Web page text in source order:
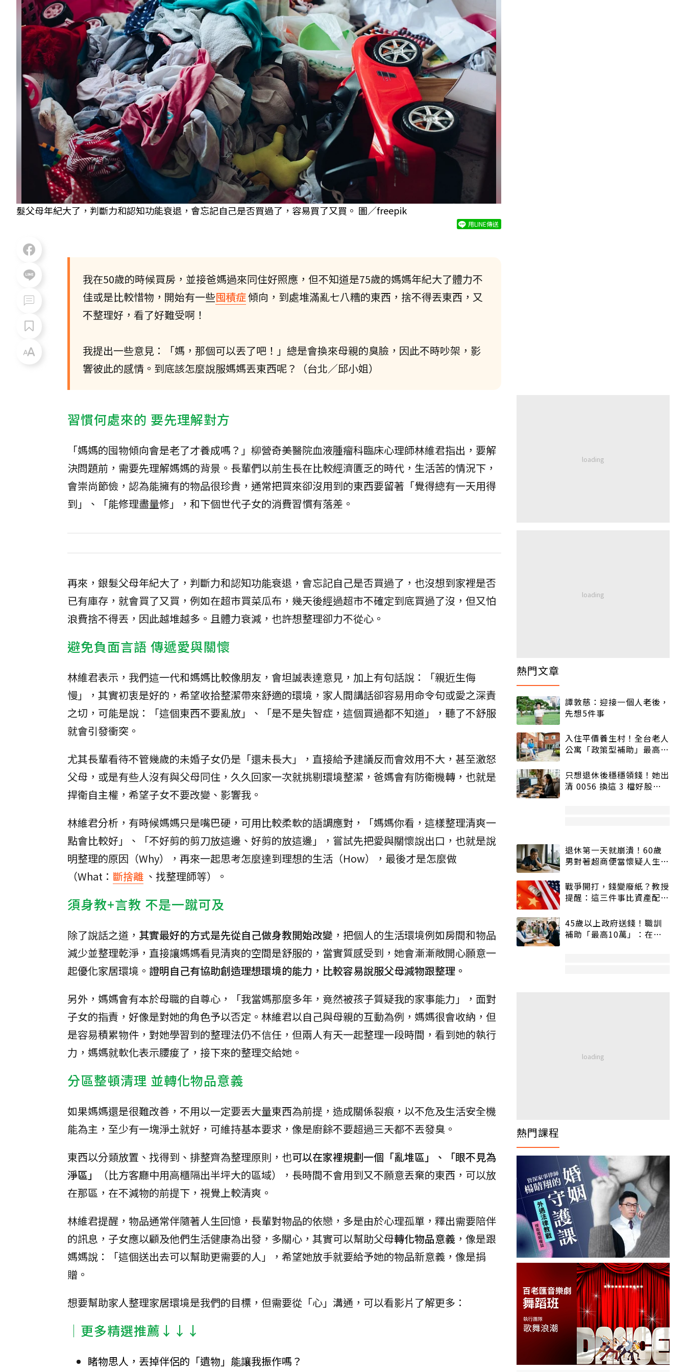
髮父母年紀大了，判斷力和認知功能衰退，會忘記自己是否買過了，容易買了又買。 圖／freepik
用LINE傳送
我在50歲的時候買房，並接爸媽過來同住好照應，但不知道是75歲的媽媽年紀大了體力不
佳或是比較惜物，開始有一些囤積症傾向，到處堆滿亂七八糟的東西，捨不得丟東西，又
不整理好，看了好難受啊！
我提出一些意見：「媽，那個可以丟了吧！」總是會換來母親的臭臉，因此不時吵架，影
響彼此的感情。到底該怎麼說服媽媽丟東西呢？（台北／邱小姐）
習慣何處來的 要先理解對方
「媽媽的囤物傾向會是老了才養成嗎？」柳營奇美醫院血液腫瘤科臨床心理師林維君指出，要解
決問題前，需要先理解媽媽的背景。長輩們以前生長在比較經濟匱乏的時代，生活苦的情況下，
會崇尚節儉，認為能擁有的物品很珍貴，通常把買來卻沒用到的東西要留著「覺得總有一天用得
到」、「能修理盡量修」，和下個世代子女的消費習慣有落差。
再來，銀髮父母年紀大了，判斷力和認知功能衰退，會忘記自己是否買過了，也沒想到家裡是否
已有庫存，就會買了又買，例如在超市買菜瓜布，幾天後經過超市不確定到底買過了沒，但又怕
浪費捨不得丟，因此越堆越多。且體力衰減，也許想整理卻力不從心。
避免負面言語 傳遞愛與關懷
林維君表示，我們這一代和媽媽比較像朋友，會坦誠表達意見，加上有句話說：「親近生侮
慢」，其實初衷是好的，希望收拾整潔帶來舒適的環境，家人間講話卻容易用命令句或愛之深責
之切，可能是說：「這個東西不要亂放」、「是不是失智症，這個買過都不知道」，聽了不舒服
就會引發衝突。
尤其長輩看待不管幾歲的未婚子女仍是「還未長大」，直接給予建議反而會效用不大，甚至激怒
父母，或是有些人沒有與父母同住，久久回家一次就挑剔環境整潔，爸媽會有防衛機轉，也就是
捍衛自主權，希望子女不要改變、影響我。
林維君分析，有時候媽媽只是嘴巴硬，可用比較柔軟的語調應對，「媽媽你看，這樣整理清爽一
點會比較好」、「不好剪的剪刀放這邊、好剪的放這邊」，嘗試先把愛與關懷說出口，也就是說
明整理的原因（Why），再來一起思考怎麼達到理想的生活（How），最後才是怎麼做
（What： 斷捨離 、找整理師等）。
須身教+言教 不是一蹴可及
除了說話之道， 其實最好的方式是先從自己做身教開始改變 ，把個人的生活環境例如房間和物品
減少並整理乾淨，直接讓媽媽看見清爽的空間是舒服的，當實質感受到，她會漸漸敞開心願意一
起優化家居環境。 證明自己有協助創造理想環境的能力，比較容易說服父母減物跟整理。
另外，媽媽會有本於母職的自尊心，「我當媽那麼多年，竟然被孩子質疑我的家事能力」，面對
子女的指責，好像是對她的角色予以否定。林維君以自己與母親的互動為例，媽媽很會收納，但
是容易積累物件，對她學習到的整理法仍不信任，但兩人有天一起整理一段時間，看到她的執行
力，媽媽就軟化表示腰痠了，接下來的整理交給她。
分區整頓清理 並轉化物品意義
如果媽媽還是很難改善，不用以一定要丟大量東西為前提，造成關係裂痕，以不危及生活安全機
能為主，至少有一塊淨土就好，可維持基本要求，像是廚餘不要超過三天都不丟發臭。
東西以分類放置、找得到、排整齊為整理原則，也可以在家裡規劃一個「亂堆區」、「眼不見為
淨區」
（比方客廳中用高櫃隔出半坪大的區域），長時間不會用到又不願意丟棄的東西，可以放
在那區，在不減物的前提下，視覺上較清爽。
林維君提醒，物品通常伴隨著人生回憶，長輩對物品的依戀，多是由於心理孤單，釋出需要陪伴
的訊息，子女應以顧及他們生活健康為出發，多關心，其實可以幫助父母轉化物品意義 ，像是跟
媽媽說：「這個送出去可以幫助更需要的人」，希望她放手就要給予她的物品新意義，像是捐
贈。
想要幫助家人整理家居環境是我們的目標，但需要從「心」溝通，可以看影片了解更多：
│更多精選推薦↓↓↓
睹物思人，丟掉伴侶的「遺物」能讓我振作嗎？
熱門文章
譚敦慈：迎接一個人老後，
先想5件事
入住平價養生村！全台老人
公寓「政策型補助」最高打
只想退休後穩穩領錢！她出
清 0056 換這 3 檔好股：
退休第一天就崩潰！60歲
男對著超商便當懷疑人生
戰爭開打，錢變廢紙？教授
提醒：這三件事比資產配置
45歲以上政府送錢！職訓
補助「最高10萬」：在
熱門課程